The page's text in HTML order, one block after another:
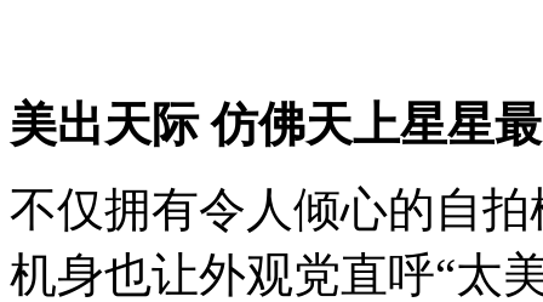
美出天际 仿佛天上星星
不仅拥有令人倾心的自
机身也让外观党直呼“太